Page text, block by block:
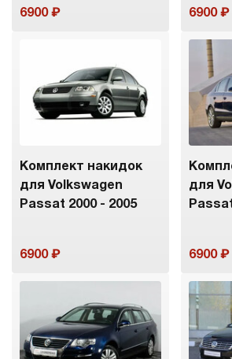
6900 6900
Комплект накидок
для Volkswagen
Passat 2000 - 2005
6900
для
6900